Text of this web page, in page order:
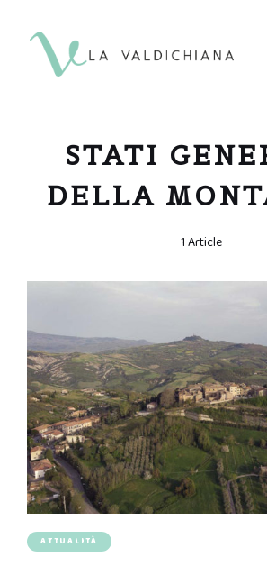
STATI
DELLA
1 Article
ATTUALITÀ